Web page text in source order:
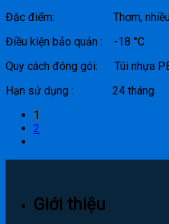
Đặc điểm: Thơm, nhiều
Điều kiện bảo quản : -18 °C
Quy cách đóng gói: Túi nhựa
Hạn sử dụng : 24 tháng
1
2
Giới thiệu